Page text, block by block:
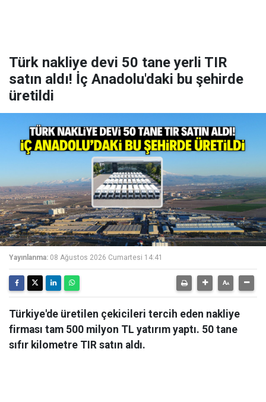
Türk nakliye devi 50 tane yerli TIR
satın aldı! İç Anadolu'daki bu şehirde
üretildi
Yayınlanma: 08 Ağustos 2026 Cumartesi 14:41
Türkiye'de üretilen çekicileri tercih eden nakliye
firması tam 500 milyon TL yatırım yaptı. 50 tane
sıfır kilometre TIR satın aldı.